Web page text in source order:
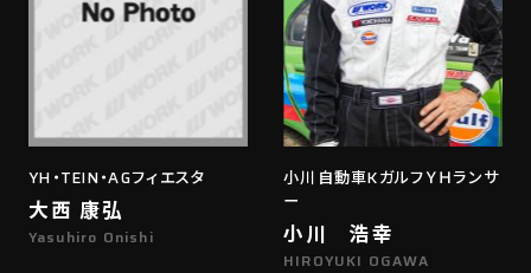
YH・TEIN・AGフィエスタ
大西 康弘
Yasuhiro Onishi
小川自動車KガルフＹＨランサ
ー
小川 浩幸
HIROYUKI OGAWA